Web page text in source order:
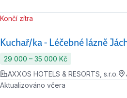
Kuchař/ka - Léčebné lázně
Končí zítra
29 000 ‍–‍ 35 000 Kč
AXXOS HOTELS & RESORTS, s.r.o.
Aktualizováno včera